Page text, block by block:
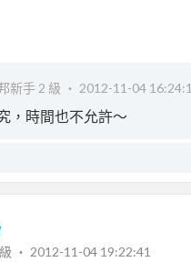
新手 2 級 ‧ 2012-11-04
，時間也不允許～
‧ 2012-11-04 19:22:41